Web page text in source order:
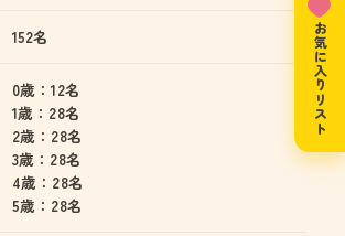
152名
0歳：12名
1歳：28名
2歳：28名
3歳：28名
4歳：28名
5歳：28名
お気に入りリスト